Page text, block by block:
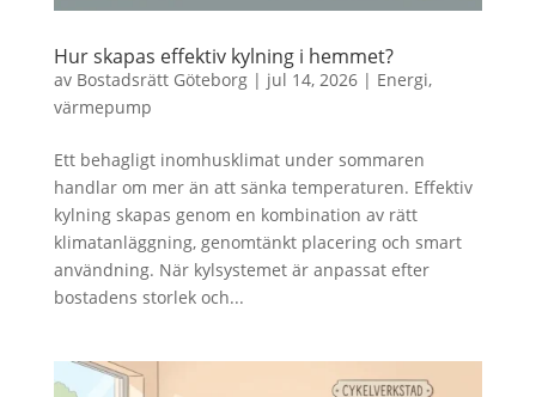
Hur skapas effektiv kylning i hemmet?
av Bostadsrätt Göteborg| jul 14, 2026| Energi,
värmepump
Ett behagligt inomhusklimat under sommaren
handlar om mer än att sänka temperaturen. Effektiv
kylning skapas genom en kombination av rätt
klimatanläggning, genomtänkt placering och smart
användning. När kylsystemet är anpassat efter
bostadens storlek och...